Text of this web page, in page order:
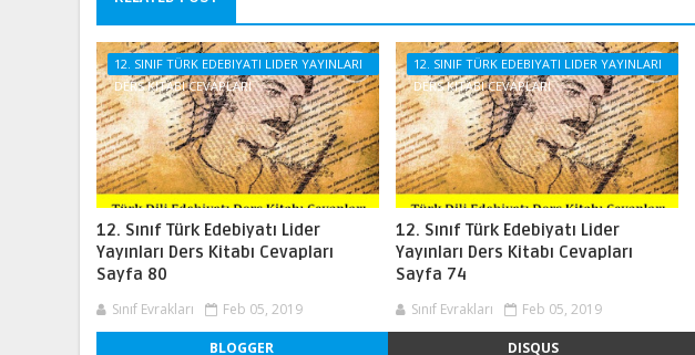
12. SINIF TÜRK EDEBIYATI LIDER YAYINLARI
DERS KITABI CEVAPLARI
12. Sınıf Türk Edebiyatı Lider
Yayınları Ders Kitabı Cevapları
Sayfa 80
Sınıf Evrakları Feb 05, 2019
12. SINIF TÜRK EDEBIYATI LIDER YAYINLARI
DERS KITABI CEVAPLARI
12. Sınıf Türk Edebiyatı Lider
Yayınları Ders Kitabı Cevapları
Sayfa 74
Sınıf Evrakları Feb 05, 2019
BLOGGER DISQUS